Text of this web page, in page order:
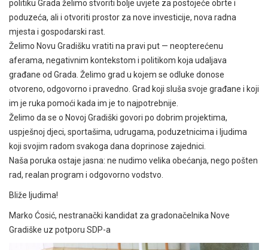
politiku Grada želimo stvoriti bolje uvjete za postojeće obrte i
poduzeća, ali i otvoriti prostor za nove investicije, nova radna
mjesta i gospodarski rast.
Želimo Novu Gradišku vratiti na pravi put — neopterećenu
aferama, negativnim kontekstom i politikom koja udaljava
građane od Grada. Želimo grad u kojem se odluke donose
otvoreno, odgovorno i pravedno. Grad koji sluša svoje građane i koji
im je ruka pomoći kada im je to najpotrebnije.
Želimo da se o Novoj Gradiški govori po dobrim projektima,
uspješnoj djeci, sportašima, udrugama, poduzetnicima i ljudima
koji svojim radom svakoga dana doprinose zajednici.
Naša poruka ostaje jasna: ne nudimo velika obećanja, nego pošten
rad, realan program i odgovorno vodstvo.
Bliže ljudima!
Marko Ćosić, nestranački kandidat za gradonačelnika Nove
Gradiške uz potporu SDP-a